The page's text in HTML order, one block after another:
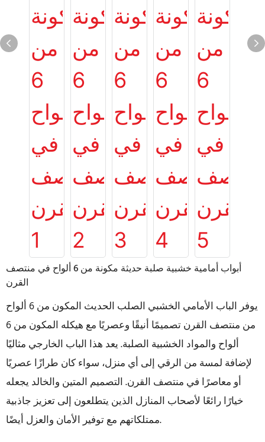
أبواب أمامية خشبية صلبة حديثة مكونة من 6 ألواح في منتصف
القرن
يوفر الباب الأمامي الخشبي الصلب الحديث المكون من 6 ألواح
من منتصف القرن تصميمًا أنيقًا وعصريًا مع هيكله المكون من 6
ألواح والمواد الخشبية الصلبة. يعد هذا الباب الخارجي مثاليًا
لإضافة لمسة من الرقي إلى أي منزل، سواء كان طرازًا عصريًا
أو معاصرًا في منتصف القرن. التصميم المتين والخالد يجعله
خيارًا رائعًا لأصحاب المنازل الذين يتطلعون إلى تعزيز جاذبية
ممتلكاتهم مع توفير الأمان والعزل أيضًا.